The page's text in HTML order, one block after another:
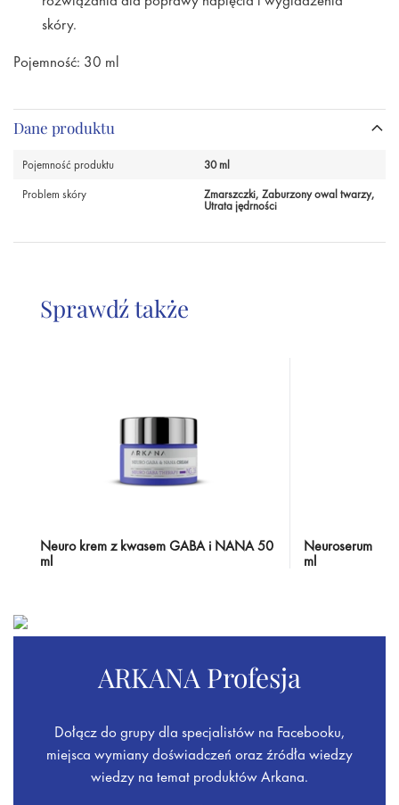
skóry.
Pojemność: 30 ml
Dane produktu
Pojemność produktu
30 ml
Problem skóry
Zmarszczki, Zaburzony owal twarzy,
Utrata jędrności
Sprawdź także
Neuro krem z kwasem GABA i NANA 50
ml
Neuroserum z
ml
ARKANA Profesja
Dołącz do grupy dla specjalistów na Facebooku,
miejsca wymiany doświadczeń oraz źródła wiedzy
wiedzy na temat produktów Arkana.